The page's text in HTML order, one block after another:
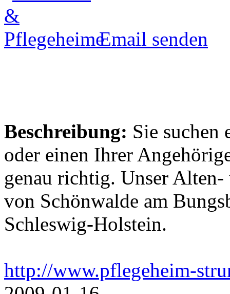
Email senden
Beschreibung: Sie suchen
oder einen Ihrer
genau richtig. Unser
von Schönwalde am
Schleswig-Holstein.
http://www.pflegeheim-